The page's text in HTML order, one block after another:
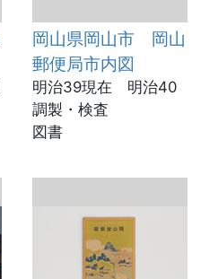
岡山県岡山市 岡山
郵便局市内図
明治39現在 明治40
調製・検査
図書